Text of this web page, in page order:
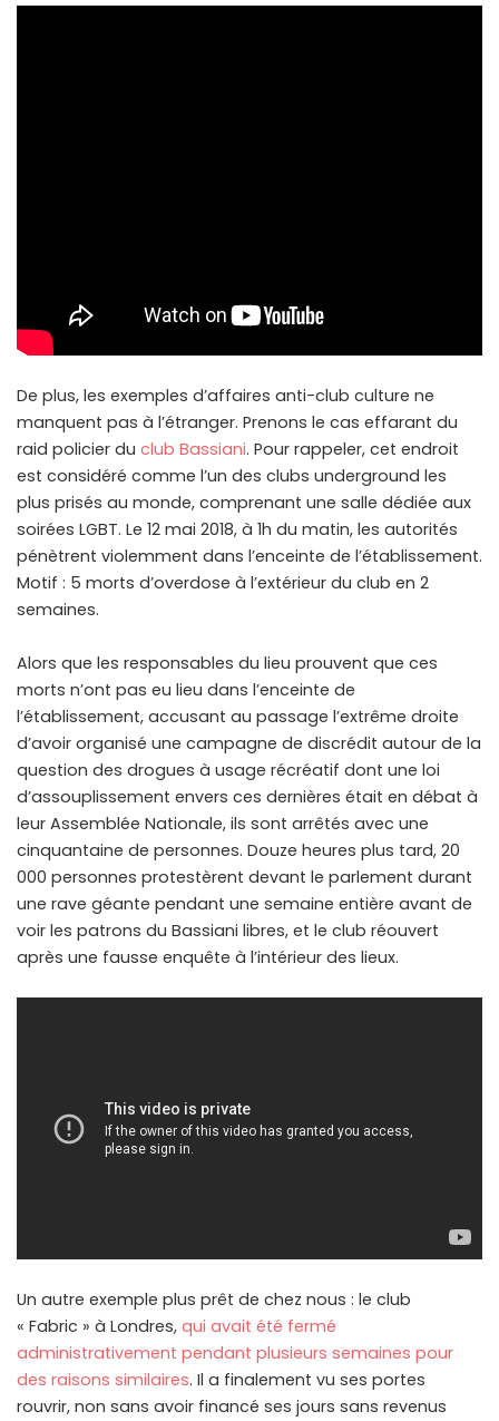
De plus, les exemples d’affaires anti-club culture ne
manquent pas à l’étranger. Prenons le cas effarant du
raid policier du club Bassiani. Pour rappeler, cet endroit
est considéré comme l’un des clubs underground les
plus prisés au monde, comprenant une salle dédiée aux
soirées LGBT. Le 12 mai 2018, à 1h du matin, les autorités
pénètrent violemment dans l’enceinte de l’établissement.
Motif : 5 morts d’overdose à l’extérieur du club en 2
semaines.
Alors que les responsables du lieu prouvent que ces
morts n’ont pas eu lieu dans l’enceinte de
l’établissement, accusant au passage l’extrême droite
d’avoir organisé une campagne de discrédit autour de la
question des drogues à usage récréatif dont une loi
d’assouplissement envers ces dernières était en débat à
leur Assemblée Nationale, ils sont arrêtés avec une
cinquantaine de personnes. Douze heures plus tard, 20
000 personnes protestèrent devant le parlement durant
une rave géante pendant une semaine entière avant de
voir les patrons du Bassiani libres, et le club réouvert
après une fausse enquête à l’intérieur des lieux.
Un autre exemple plus prêt de chez nous : le club
« Fabric » à Londres, qui avait été fermé
administrativement pendant plusieurs semaines pour
des raisons similaires. Il a finalement vu ses portes
rouvrir, non sans avoir financé ses jours sans revenus